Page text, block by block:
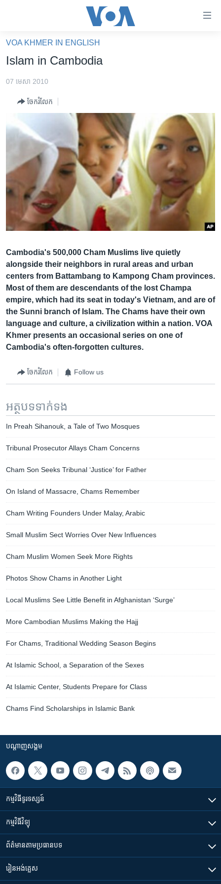
គេហទំព័រ​
ទាក់ទង
និង​
ព័ត៌មាន​​
និង​
ចូល​
ទៅ​
និង​
ចូល​
ទៅ​
កាន់​
ទំព័រ​
ស្វែង​
រក
ចិន
កម្ពុជាច្នៃប្រតិដ្ឋ
ព្រឹត្តិការណ៍ព័ត៌មាន
ទូរទស្សន៍ / វីដេអូ​
វិទ្យុ / ផតខាសថ៍
កម្មវិធីទាំងអស់
បណ្តាញ​សង្គម
ភាសា
VOA KHMER IN ENGLISH
Islam in Cambodia
07 មេសា 2010
ចែករំលែក
Cambodia's 500,000 Cham Muslims live quietly
alongside their neighbors in rural areas and urban
centers from Battambang to Kampong Cham provinces.
Most of them are descendants of the lost Champa
empire, which had its seat in today's Vietnam, and are of
the Sunni branch of Islam. The Chams have their own
language and culture, a civilization within a nation. VOA
Khmer presents an occasional series on one of
Cambodia's often-forgotten cultures.
ចែករំលែក Follow us
អត្ថបទ​ទាក់ទង
In Preah Sihanouk, a Tale of Two Mosques
Tribunal Prosecutor Allays Cham Concerns
Cham Son Seeks Tribunal ‘Justice’ for Father
On Island of Massacre, Chams Remember
Cham Writing Founders Under Malay, Arabic
Small Muslim Sect Worries Over New Influences
Cham Muslim Women Seek More Rights
Photos Show Chams in Another Light
Local Muslims See Little Benefit in Afghanistan ‘Surge’
More Cambodian Muslims Making the Hajj
For Chams, Traditional Wedding Season Begins
At Islamic School, a Separation of the Sexes
At Islamic Center, Students Prepare for Class
Chams Find Scholarships in Islamic Bank
បណ្តាញ​សង្គម
កម្មវិធី​ទូរទស្សន៍
កម្មវិធី​វិទ្យុ
ព័ត៌មាន​តាមប្រធានបទ​
រៀន​​អង់គ្លេស